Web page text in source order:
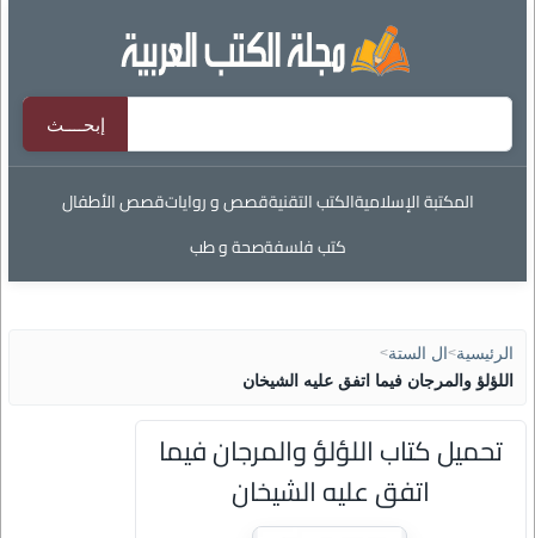
المكتبة الإسلاميةالكتب التقنيةقصص و رواياتقصص الأطفال
كتب فلسفةصحة و طب
الرئيسية> ال الستة>
اللؤلؤ والمرجان فيما اتفق عليه الشيخان
تحميل كتاب اللؤلؤ والمرجان فيما
اتفق عليه الشيخان